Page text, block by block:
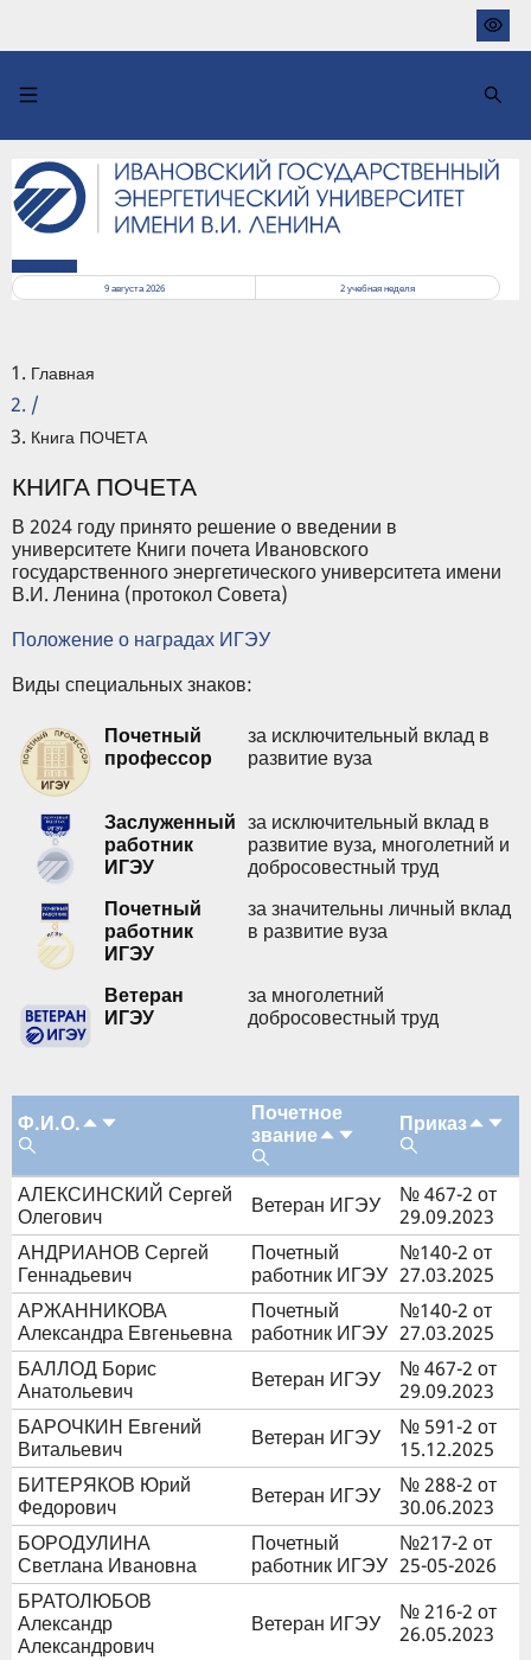
основному
9 августа 2026
2учебная неделя
Главная
/
Книга ПОЧЕТА
КНИГА ПОЧЕТА
В 2024 году принято решение о введении в
университете Книги почета Ивановского
государственного энергетического университета имени
В.И. Ленина (протокол Совета)
Положение о наградах ИГЭУ
Виды специальных знаков:
Почетный
профессор
за исключительный вклад в
развитие вуза
Заслуженный
работник
ИГЭУ
за исключительный вклад в
развитие вуза, многолетний и
добросовестный труд
Почетный
работник
ИГЭУ
за значительны личный вклад
в развитие вуза
Ветеран
ИГЭУ
за многолетний
добросовестный труд
Ф.И.О.
Почетное
звание
Приказ
АЛЕКСИНСКИЙ Сергей
Олегович
Ветеран ИГЭУ
№ 467-2 от
29.09.2023
АНДРИАНОВ Сергей
Геннадьевич
Почетный
работник ИГЭУ
№140-2 от
27.03.2025
АРЖАННИКОВА
Александра Евгеньевна
Почетный
работник ИГЭУ
№140-2 от
27.03.2025
БАЛЛОД Борис
Анатольевич
Ветеран ИГЭУ
№ 467-2 от
29.09.2023
БАРОЧКИН Евгений
Витальевич
Ветеран ИГЭУ
№ 591-2 от
15.12.2025
БИТЕРЯКОВ Юрий
Федорович
Ветеран ИГЭУ
№ 288-2 от
30.06.2023
БОРОДУЛИНА
Светлана Ивановна
Почетный
работник ИГЭУ
№217-2 от
25-05-2026
БРАТОЛЮБОВ
Александр
Александрович
Ветеран ИГЭУ
№ 216-2 от
26.05.2023